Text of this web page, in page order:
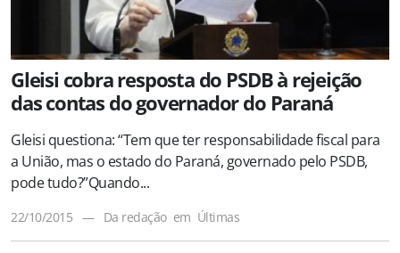
Gleisi cobra resposta do PSDB à rejeição
das contas do governador do Paraná
Gleisi questiona: “Tem que ter responsabilidade fiscal para
a União, mas o estado do Paraná, governado pelo PSDB,
pode tudo?”Quando...
22/10/2015 — Da redação em Últimas